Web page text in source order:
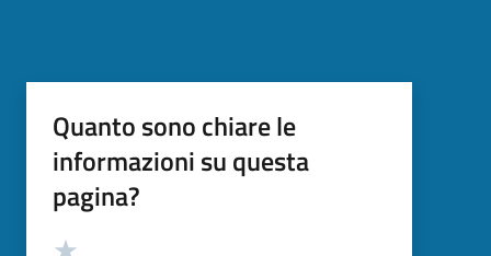
Quanto sono chiare le
informazioni su questa
pagina?
Valutazione